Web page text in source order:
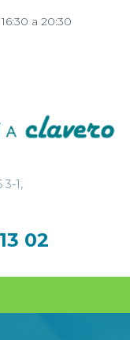
a 20:30
3-1,
02